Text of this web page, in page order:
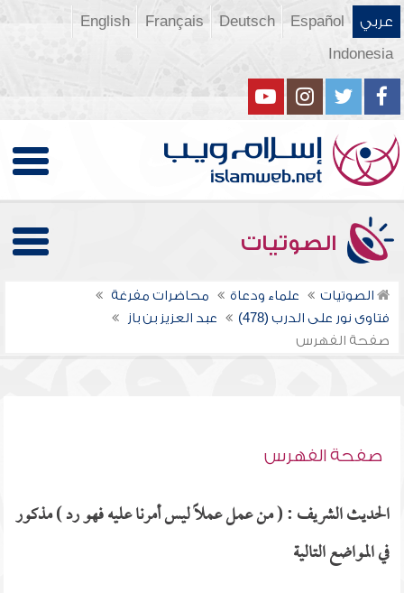
عربي Español
Deutsch
Français
English
Indonesia
الصوتيات
الصوتيات علماء ودعاة
محاضرات مفرغة
فتاوى نور على الدرب (478)
عبد العزيز بن باز
صفحة الفهرس
صفحة الفهرس
الحديث الشريف : ( من عمل عملاً ليس أمرنا عليه فهو رد ) مذكور
في المواضع التالية